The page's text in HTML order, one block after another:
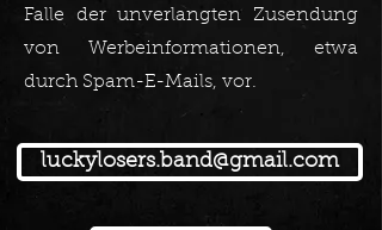
Falle der unverlangten Zusendung
von Werbeinformationen, etwa
durch Spam-E-Mails, vor.
luckylosers.band@gmail.com